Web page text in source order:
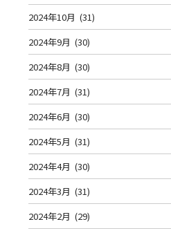
2024年10月 (31)
2024年9月 (30)
2024年8月 (30)
2024年7月 (31)
2024年6月 (30)
2024年5月 (31)
2024年4月 (30)
2024年3月 (31)
2024年2月 (29)